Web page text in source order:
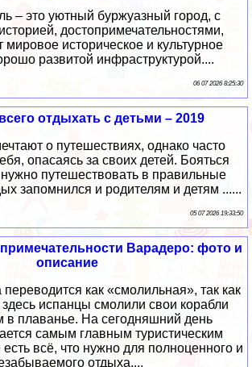
– это уютный буржуазный город, с
достопримечательностями,
историческое и культурное
развитой инфраструктурой....
06 07 2026 8:25:30
отдыхать с детьми – 2019
о путешествиях, однако часто
опасаясь за своих детей. Бояться
путешествовать в правильные
запомнился и родителям и детям ......
05 07 2026 19:33:50
Варадеро: фото и
описание
как «смолильная», так как
испанцы смолили свои корабли
в плаванье. На сегодняшний день
самым главным туристическим
всё, что нужно для полноценного и
отдыха....